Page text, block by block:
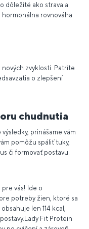
dôležité ako strava a
rovnováha
zvyklostí. Patríte
o zlepšení
chudnutia
prinášame vám
pomôžu spáliť tuky,
či formovať postavu.
vás! Ide o
potreby žien, ktoré sa
len 114 kcal,
Fit Protein